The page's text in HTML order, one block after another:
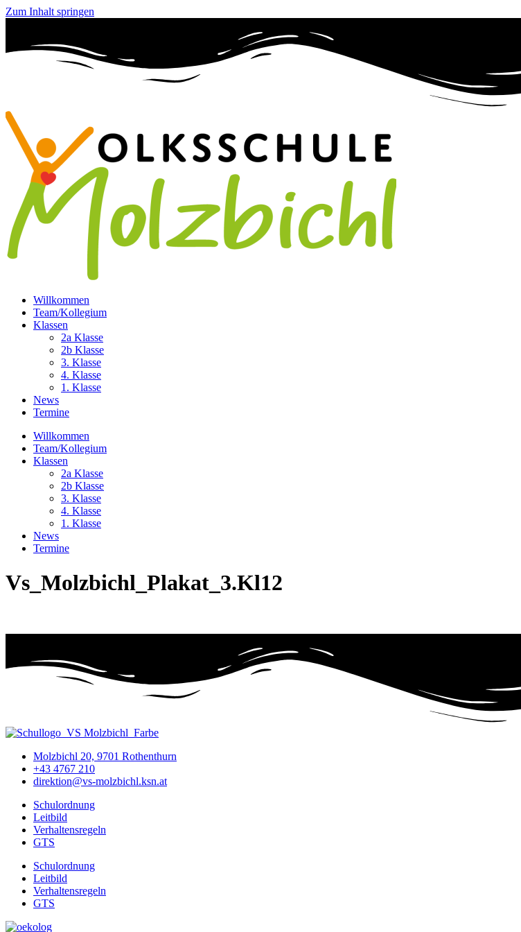
Zum Inhalt springen
Willkommen
Team/Kollegium
Klassen
2a Klasse
2b Klasse
3. Klasse
4. Klasse
1. Klasse
News
Termine
Willkommen
Team/Kollegium
Klassen
2a Klasse
2b Klasse
3. Klasse
4. Klasse
1. Klasse
News
Termine
Vs_Molzbichl_Plakat_3.Kl12
Molzbichl 20, 9701 Rothenthurn
+43 4767 210
direktion@vs-molzbichl.ksn.at
Schulordnung
Leitbild
Verhaltensregeln
GTS
Schulordnung
Leitbild
Verhaltensregeln
GTS